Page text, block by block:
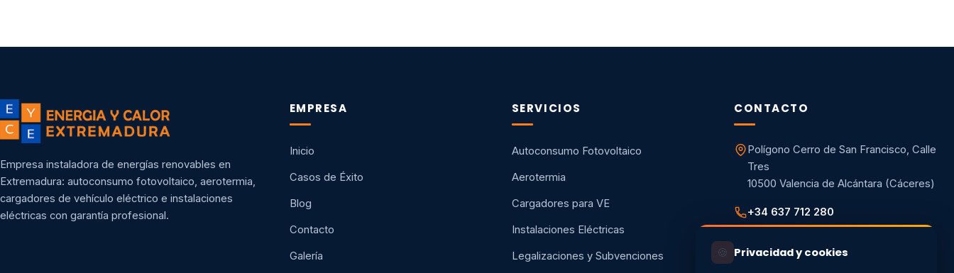
Empresa instaladora de energías renovables en
Extremadura: autoconsumo fotovoltaico, aerotermia,
cargadores de vehículo eléctrico e instalaciones
eléctricas con garantía profesional.
EMPRESA
Inicio
Casos de Éxito
Blog
Contacto
Galería
SERVICIOS
Autoconsumo Fotovoltaico
Aerotermia
Cargadores para VE
Instalaciones Eléctricas
Legalizaciones y Subvenciones
CONTACTO
Polígono Cerro de San Francisco, Calle
Tres
10500 Valencia de Alcántara (Cáceres)
+34 637 712 280
🍪 Privacidad y cookies